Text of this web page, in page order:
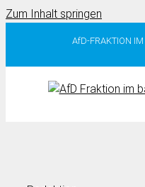
Zum Inhalt springen
AfD-FRAKTION